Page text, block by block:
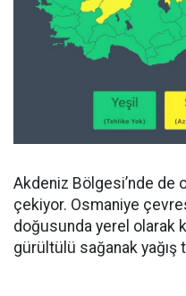
Akdeniz Bölgesi’nde de
çekiyor. Osmaniye
doğusunda yerel olarak
gürültülü sağanak yağış